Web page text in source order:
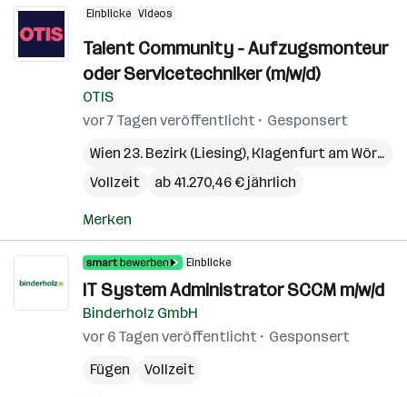
Einblicke Videos
Talent Community - Aufzugsmonteur
oder Servicetechniker (m/w/d)
OTIS
vor 7 Tagen veröffentlicht
Gesponsert
Wien 23. Bezirk (Liesing), Klagenfurt am Wörthersee
Vollzeit
ab 41.270,46 € jährlich
Merken
Einblicke
IT System Administrator SCCM m/w/d
Binderholz GmbH
vor 6 Tagen veröffentlicht
Gesponsert
Fügen
Vollzeit